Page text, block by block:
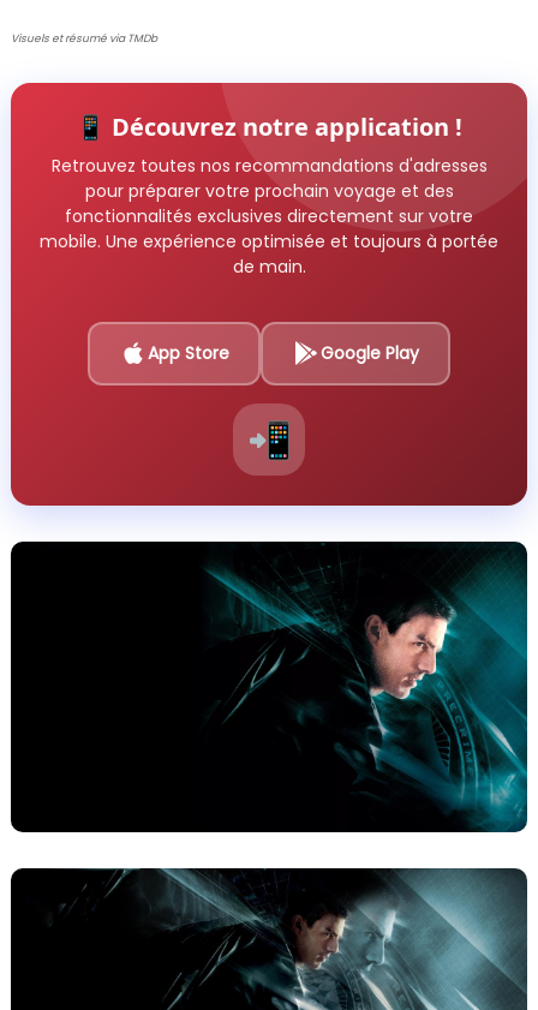
Visuels et résumé via TMDb
📱 Découvrez notre application !
Retrouvez toutes nos recommandations d'adresses
pour préparer votre prochain voyage et des
fonctionnalités exclusives directement sur votre
mobile. Une expérience optimisée et toujours à portée
de main.
App Store Google Play
📲